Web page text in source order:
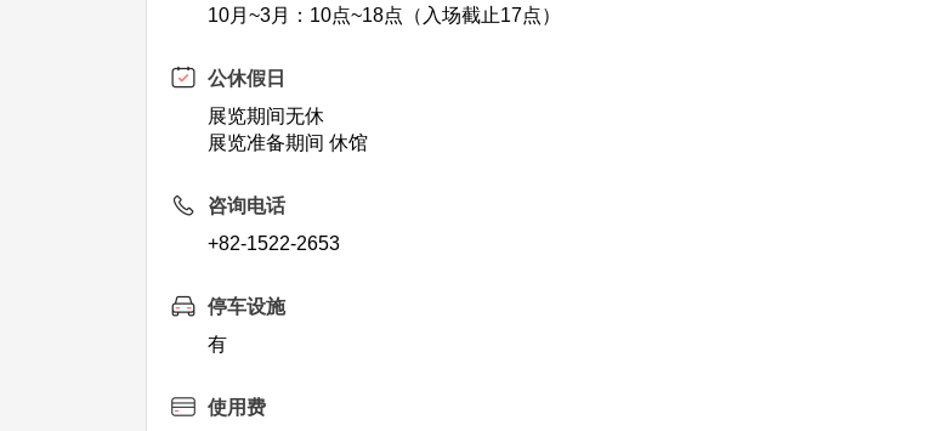
10月~3月：10点~18点（入场截止17点）
公休假日
展览期间无休
展览准备期间 休馆
咨询电话
+82-1522-2653
停车设施
有
使用费